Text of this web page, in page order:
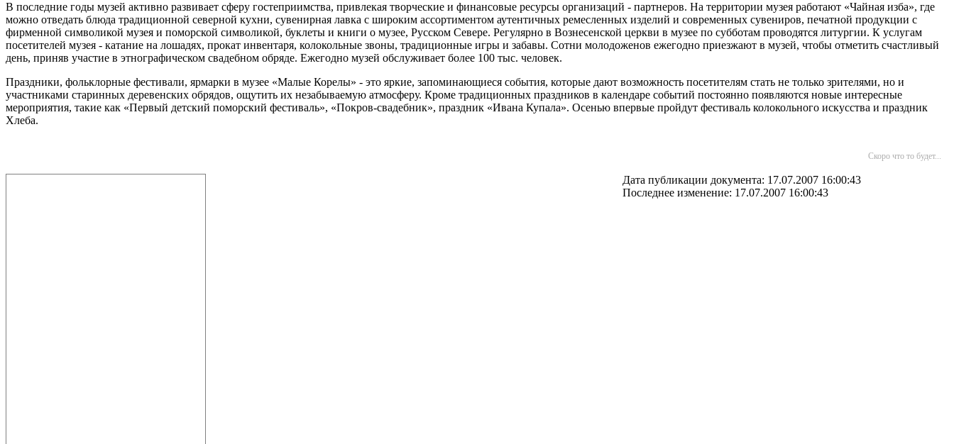
В последние годы музей активно развивает сферу гостеприимства, привлекая творческие и финансовые ресурсы организаций - партнеров. На территории музея работают «Чайная изба», где
можно отведать блюда традиционной северной кухни, сувенирная лавка с широким ассортиментом аутентичных ремесленных изделий и современных сувениров, печатной продукции с
фирменной символикой музея и поморской символикой, буклеты и книги о музее, Русском Севере. Регулярно в Вознесенской церкви в музее по субботам проводятся литургии. К услугам
посетителей музея - катание на лошадях, прокат инвентаря, колокольные звоны, традиционные игры и забавы. Сотни молодоженов ежегодно приезжают в музей, чтобы отметить счастливый
день, приняв участие в этнографическом свадебном обряде. Ежегодно музей обслуживает более 100 тыс. человек.
Праздники, фольклорные фестивали, ярмарки в музее «Малые Корелы» - это яркие, запоминающиеся события, которые дают возможность посетителям стать не только зрителями, но и
участниками старинных деревенских обрядов, ощутить их незабываемую атмосферу. Кроме традиционных праздников в календаре событий постоянно появляются новые интересные
мероприятия, такие как «Первый детский поморский фестиваль», «Покров-свадебник», праздник «Ивана Купала». Осенью впервые пройдут фестиваль колокольного искусства и праздник
Хлеба.
Скоро что то будет...
Дата публикации документа: 17.07.2007 16:00:43
Последнее изменение: 17.07.2007 16:00:43